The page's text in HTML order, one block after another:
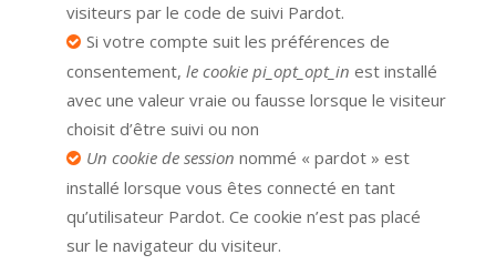
visiteurs par le code de suivi Pardot.
Si votre compte suit les préférences de
consentement, le cookie pi_opt_opt_in est installé
avec une valeur vraie ou fausse lorsque le visiteur
choisit d’être suivi ou non
Un cookie de session nommé « pardot » est
installé lorsque vous êtes connecté en tant
qu’utilisateur Pardot. Ce cookie n’est pas placé
sur le navigateur du visiteur.